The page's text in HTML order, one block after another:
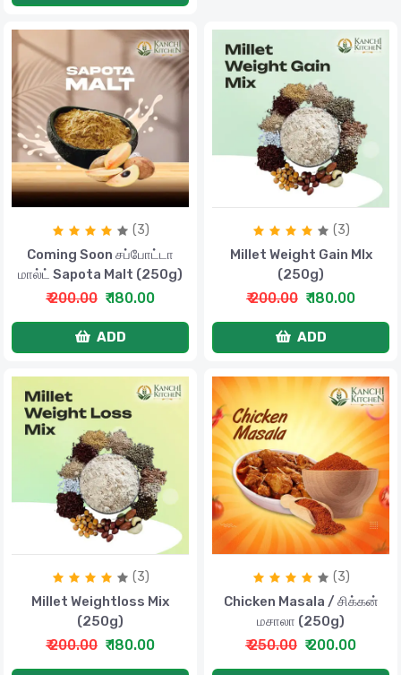
(3)
Coming Soon சப்போட்டா
மால்ட் Sapota Malt (250g)
₹ 200.00 ₹ 180.00
ADD
(3)
Millet Weight Gain MIx
(250g)
₹ 200.00 ₹ 180.00
ADD
(3)
Millet Weightloss Mix
(250g)
₹ 200.00 ₹ 180.00
(3)
Chicken Masala / சிக்கன்
மசாலா (250g)
₹ 250.00 ₹ 200.00